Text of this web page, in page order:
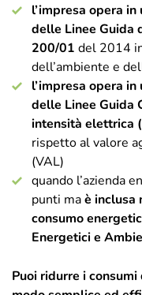
l’impresa opera
delle Linee Guida
200/01 del 2014
dell’ambiente e
l’impresa opera
delle Linee Guida
intensità elettrica
rispetto al valore
(VAL)
quando l’azienda
punti maè inclusa
consumo
Energetici e
Puoi ridurre i